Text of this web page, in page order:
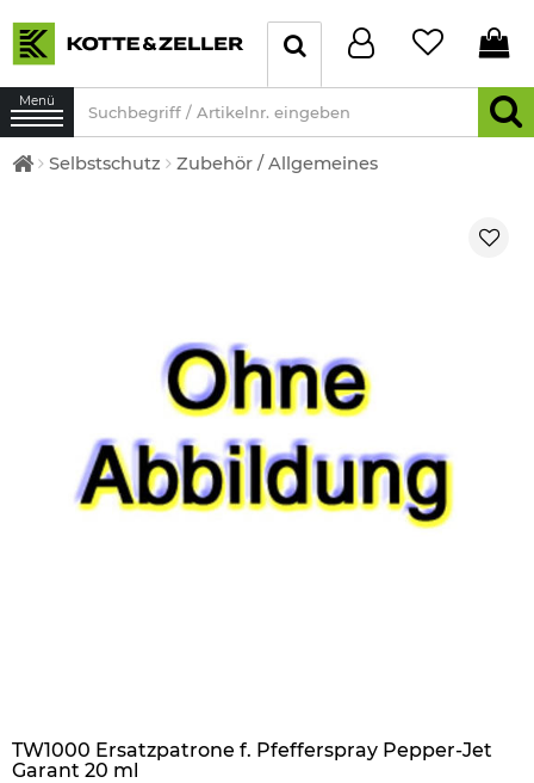
Menü
Selbstschutz Zubehör / Allgemeines
TW1000 Ersatzpatrone f. Pfefferspray Pepper-Jet
Garant 20 ml